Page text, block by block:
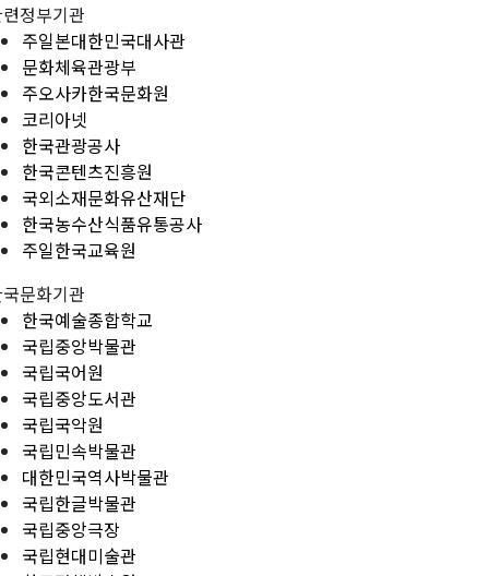
정부기관
주일본대한민국대사관
문화체육관광부
주오사카한국문화원
코리아넷
한국관광공사
한국콘텐츠진흥원
국외소재문화유산재단
한국농수산식품유통공사
주일한국교육원
문화기관
한국예술종합학교
국립중앙박물관
국립국어원
국립중앙도서관
국립국악원
국립민속박물관
대한민국역사박물관
국립한글박물관
국립중앙극장
국립현대미술관